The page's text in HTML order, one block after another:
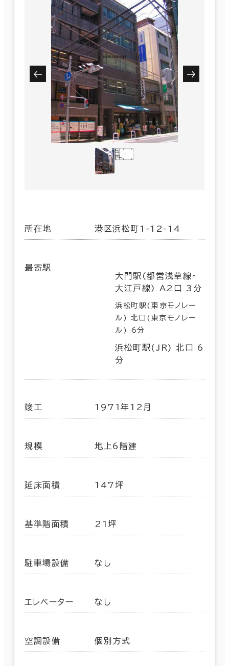
所在地 港区浜松町1-12-14
最寄駅
大門駅(都営浅草線･
大江戸線) A2口 3分
浜松町駅(東京モノレー
ル) 北口(東京モノレー
ル) 6分
浜松町駅(JR) 北口 6
分
竣工 1971年12月
規模 地上6階建
延床面積 147坪
基準階面積 21坪
駐車場設備 なし
エレベーター なし
空調設備 個別方式